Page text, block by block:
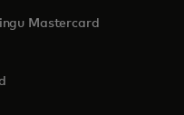
Mastercard